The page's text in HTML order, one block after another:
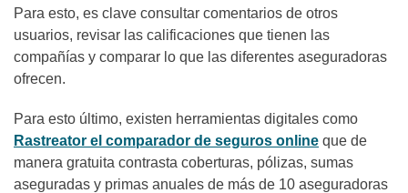
Para esto, es clave consultar comentarios de otros
usuarios, revisar las calificaciones que tienen las
compañías y comparar lo que las diferentes aseguradoras
ofrecen.
Para esto último, existen herramientas digitales como
Rastreator el comparador de seguros online que de
manera gratuita contrasta coberturas, pólizas, sumas
aseguradas y primas anuales de más de 10 aseguradoras